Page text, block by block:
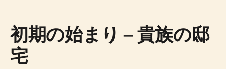
初期の始まり – 貴族の邸
宅